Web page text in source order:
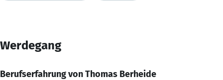
Werdegang
Berufserfahrung von Thomas Berheide